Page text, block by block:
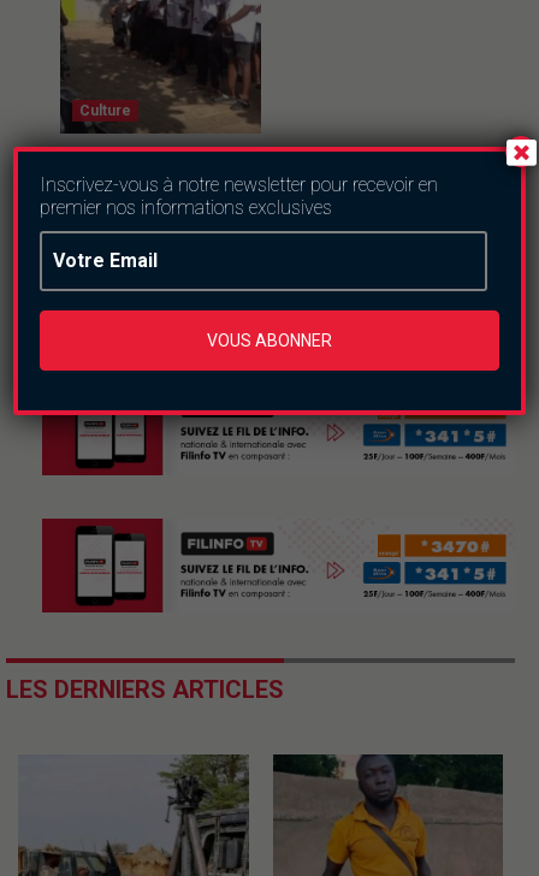
Culture
Ferien Akademie
2026 : trois
semaines pour
semer l’esprit
d’entreprise chez
LES DERNIERS ARTICLES
Inscrivez-vous à notre newsletter pour recevoir en
premier nos informations exclusives
VOUS ABONNER